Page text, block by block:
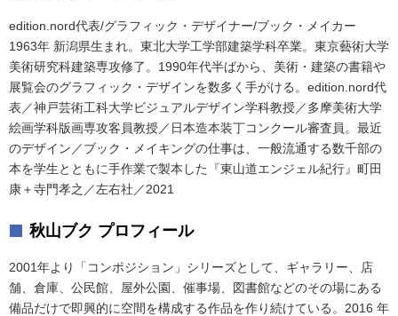
edition.nord代表/グラフィック・デザイナー/ブック・メイカー
1963年 新潟県生まれ。東北大学工学部建築学科卒業。東京藝術大学
美術研究科建築専攻修了。1990年代半ばから、美術・建築の書籍や
展覧会のグラフィック・デザインを数多く手がける。edition.nord代
表／神戸芸術工科大学ビジュアルデザイン学科教授／多摩美術大学
絵画学科版画専攻客員教授／日本造本装丁コンクール審査員。最近
のデザイン／ブック・メイキングの仕事は、一般流通する数千部の
本を学生とともに手作業で製本した『東山道エンジェル紀行』町田
康＋寺門孝之／左右社／2021
秋山ブク プロフィール
2001年より「コンポジション」シリーズとして、ギャラリー、店
舗、倉庫、公民館、屋外公園、催事場、図書館などのその場にある
備品だけで即興的に空間を構成する作品を作り続けている。2016 年